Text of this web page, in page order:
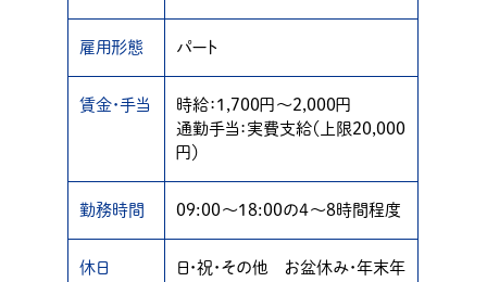
雇用形態 パート
賃金・手当
時給：1,700円〜2,000円
通勤手当：実費支給（上限20,000
円）
勤務時間 09:00〜18:00の4〜8時間程度
休日
日・祝・その他 お盆休み・年末年